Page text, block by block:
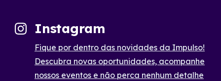
Instagram
Fique por dentro das novidades da Impulso!
Descubra novas oportunidades, acompanhe
nossos eventos e não perca nenhum detalhe